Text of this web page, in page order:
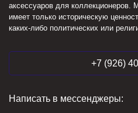
аксессуаров для
имеет только историческую
каких-либо политических или
+7 (926)
Написать в мессенджеры: